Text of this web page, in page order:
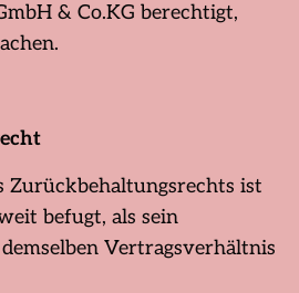
& Co.KG berechtigt,
Zurückbehaltungsrechts ist
befugt, als sein
Vertragsverhältnis